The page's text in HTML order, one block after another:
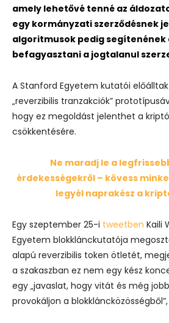
amely lehetővé tenné az
egy kormányzati szerződésnek
algoritmusok pedig segítenének
befagyasztani a jogtalanul
A Stanford Egyetem kutatói
„reverzibilis tranzakciók”
hogy ez megoldást jelenthet a
csökkentésére.
Ne maradj le a
érdekességekről – kövess
legyél naprakész a
Egy szeptember 25-i tweetben Kaili
Egyetem blokklánckutatója
alapú reverzibilis token ötletét,
a szakaszban ez nem egy kész
egy „javaslat, hogy vitát és még
provokáljon a